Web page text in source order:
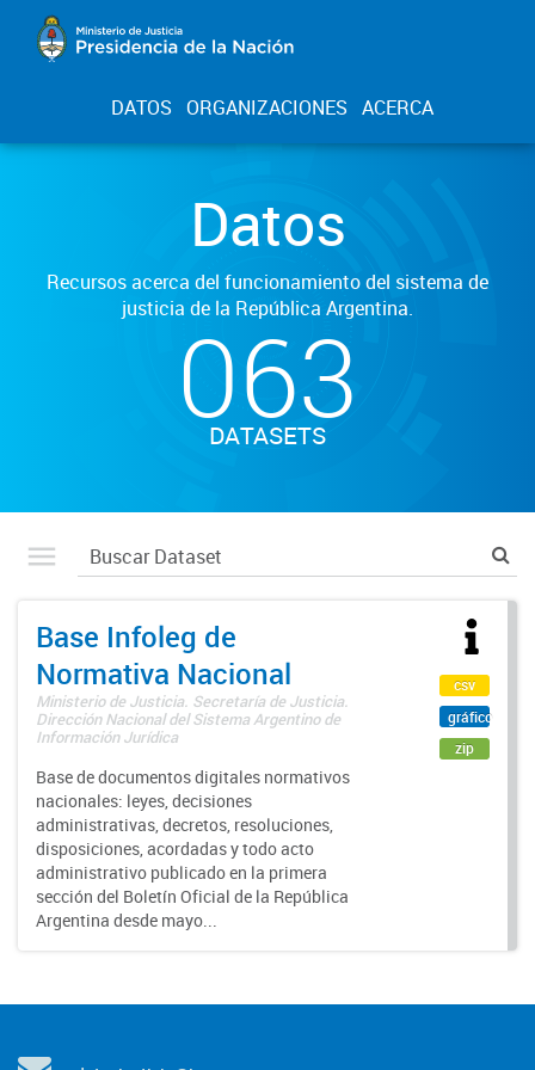
DATOS ORGANIZACIONES ACERCA
Datos
Recursos acerca del funcionamiento del sistema de
justicia de la República Argentina.
063
DATASETS
Base Infoleg de
Normativa Nacional
Ministerio de Justicia. Secretaría de Justicia.
Dirección Nacional del Sistema Argentino de
Información Jurídica
Base de documentos digitales normativos
nacionales: leyes, decisiones
administrativas, decretos, resoluciones,
disposiciones, acordadas y todo acto
administrativo publicado en la primera
sección del Boletín Oficial de la República
Argentina desde mayo...
csv
gráfico
zip